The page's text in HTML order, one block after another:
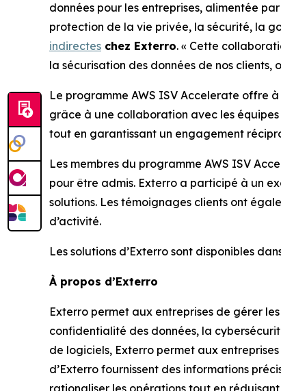
données pour les entreprises, alimentée
protection de la vie privée, la sécurité, la
indirectes chez Exterro. « Cette
la sécurisation des données de nos clients,
Le programme AWS ISV Accelerate offre
grâce à une collaboration avec les équipes
tout en garantissant un engagement
Les membres du programme AWS ISV
pour être admis. Exterro a participé à un
solutions. Les témoignages clients ont
d’activité.
Les solutions d’Exterro sont disponibles
À propos d’Exterro
Exterro permet aux entreprises de gérer
confidentialité des données, la
de logiciels, Exterro permet aux
d’Exterro fournissent des informations